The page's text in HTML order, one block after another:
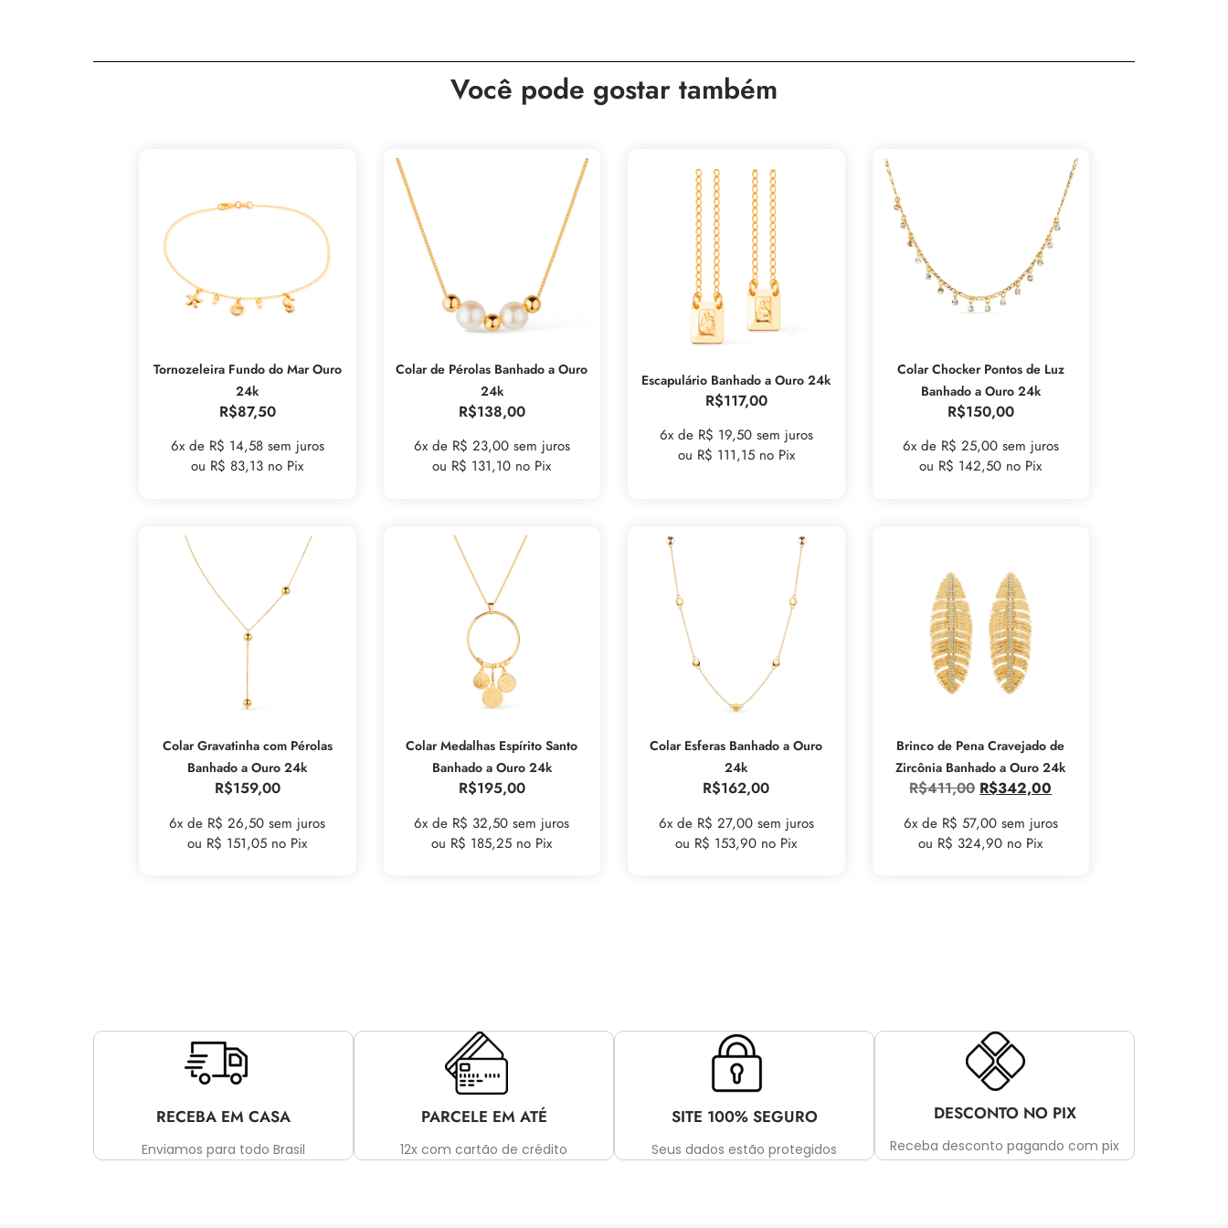
Você pode gostar também
Tornozeleira Fundo do Mar Ouro
24k
R$87,50
6x de R$ 14,58 sem juros
ou R$ 83,13 no Pix
Colar de Pérolas Banhado a Ouro
24k
R$138,00
6x de R$ 23,00 sem juros
ou R$ 131,10 no Pix
Escapulário Banhado a Ouro 24k
R$117,00
6x de R$ 19,50 sem juros
ou R$ 111,15 no Pix
Colar Chocker Pontos de Luz
Banhado a Ouro 24k
R$150,00
6x de R$ 25,00 sem juros
ou R$ 142,50 no Pix
Colar Gravatinha com Pérolas
Banhado a Ouro 24k
R$159,00
6x de R$ 26,50 sem juros
ou R$ 151,05 no Pix
Colar Medalhas Espírito Santo
Banhado a Ouro 24k
R$195,00
6x de R$ 32,50 sem juros
ou R$ 185,25 no Pix
Colar Esferas Banhado a Ouro
24k
R$162,00
6x de R$ 27,00 sem juros
ou R$ 153,90 no Pix
Brinco de Pena Cravejado de
Zircônia Banhado a Ouro 24k
R$411,00 R$342,00
6x de R$ 57,00 sem juros
ou R$ 324,90 no Pix
RECEBA EM CASA
Enviamos para todo Brasil
PARCELE EM ATÉ
12x com cartão de crédito
SITE 100% SEGURO
Seus dados estão protegidos
DESCONTO NO PIX
Receba desconto pagando com pix